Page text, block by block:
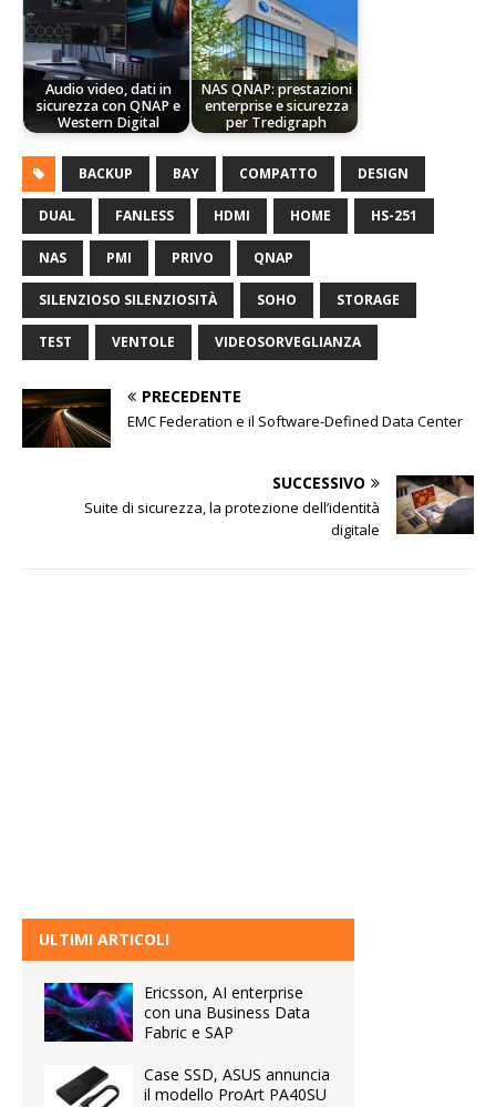
Audio video, dati in
sicurezza con QNAP e
Western Digital
NAS QNAP: prestazioni
enterprise e sicurezza
per Tredigraph
BACKUP BAY COMPATTO DESIGN
DUAL FANLESS HDMI HOME HS-251
NAS PMI PRIVO QNAP
SILENZIOSO SILENZIOSITÀ SOHO STORAGE
TEST VENTOLE VIDEOSORVEGLIANZA
PRECEDENTE
EMC Federation e il Software-Defined Data Center
SUCCESSIVO
Suite di sicurezza, la protezione dell’identità
digitale
ULTIMI ARTICOLI
Ericsson, AI enterprise
con una Business Data
Fabric e SAP
Case SSD, ASUS annuncia
il modello ProArt PA40SU